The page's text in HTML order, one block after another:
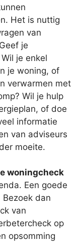
Het is nuttig
van
je
je enkel
je woning, of
verwarmen met
Wil je hulp
of doe
informatie
van adviseurs
moeite.
woningcheck
Een goede
dan
van
op
opsomming